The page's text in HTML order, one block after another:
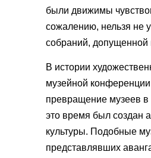
были движимы
сожалению, нельзя не
собраний, допущенной
В истории
музейной
превращение музеев в
это время был создан
культуры. Подобные
представлявших